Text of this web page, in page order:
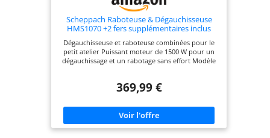
Scheppach Raboteuse & Dégauchisseuse
HMS1070 +2 fers supplémentaires inclus
Dégauchisseuse et raboteuse combinées pour le
petit atelier Puissant moteur de 1500 W pour un
dégauchissage et un rabotage sans effort Modèle
rabotage HS et une vitesse de rotation des
précis Réglage simple de la hauteur du rabot par
manivelle Guide de dégauchissage avec réglage de
l'angle à 45° pour des angles précis de 90° à 135°
Pieds en caoutchouc amortissant les vibrations
369,99 €